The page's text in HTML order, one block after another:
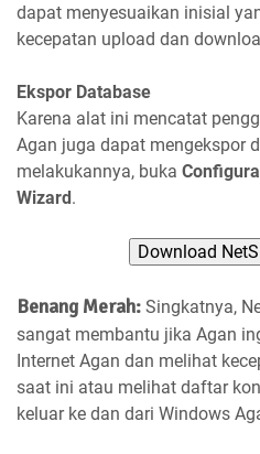
dapat menyesuaikan inisial
kecepatan upload dan
Ekspor Database
Karena alat ini mencatat
Agan juga dapat mengekspor
melakukannya, buka
Wizard.
Download
Benang Merah: Singkatnya,
sangat membantu jika Agan
Internet Agan dan melihat
saat ini atau melihat daftar
keluar ke dan dari Windows